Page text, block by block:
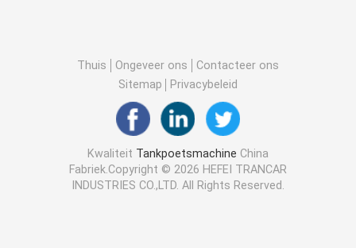
Thuis Ongeveer ons
Contacteer ons
Sitemap
Privacybeleid
Kwaliteit Tankpoetsmachine China
Fabriek.Copyright © 2026 HEFEI TRANCAR
INDUSTRIES CO.,LTD. All Rights Reserved.